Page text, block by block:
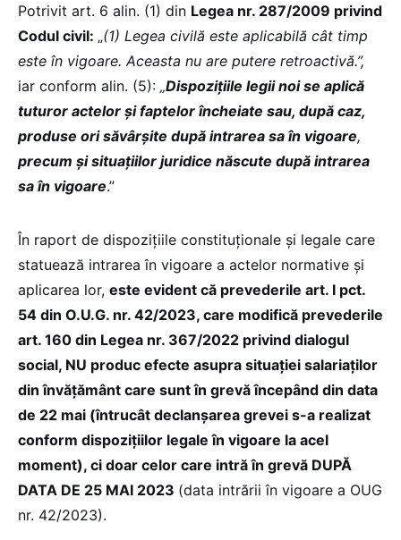
Potrivit art. 6 alin. (1) din Legea nr. 287/2009 privind
Codul civil: „(1) Legea civilă este aplicabilă cât timp
este în vigoare. Aceasta nu are putere retroactivă.”,
iar conform alin. (5): „Dispozițiile legii noi se aplică
tuturor actelor şi faptelor încheiate sau, după caz,
produse ori săvârşite după intrarea sa în vigoare,
precum şi situaţiilor juridice născute după intrarea
sa în vigoare.”
În raport de dispozițiile constituționale și legale care
statuează intrarea în vigoare a actelor normative și
aplicarea lor, este evident că prevederile art. I pct.
54 din O.U.G. nr. 42/2023, care modifică prevederile
art. 160 din Legea nr. 367/2022 privind dialogul
social, NU produc efecte asupra situației salariaților
din învățământ care sunt în grevăîncepând din data
de 22 mai (întrucât declanșarea grevei s-a realizat
conform dispozițiilor legale în vigoare la acel
moment), ci doar celor care intră în grevă DUPĂ
DATA DE 25 MAI 2023 (data intrării în vigoare a OUG
nr. 42/2023).